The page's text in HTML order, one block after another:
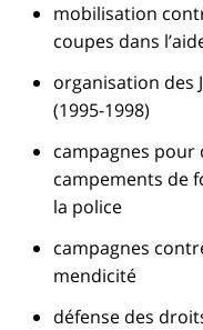
mobilisation
coupes dans
organisation des
(1995-1998)
campagnes pour
campements de
la police
campagnes
mendicité
défense des